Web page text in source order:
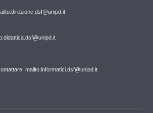
mailto:informatici.dsf@unipd.it